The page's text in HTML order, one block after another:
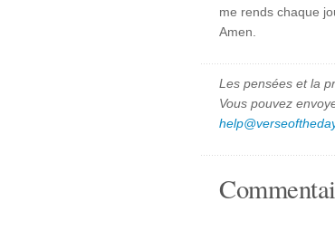
me rends chaque
Amen.
Les pensées et la
Vous pouvez